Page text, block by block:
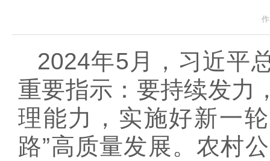
2024年5月，习近平
重要指示：要持续发力
理能力，实施好新一
路”高质量发展。农村